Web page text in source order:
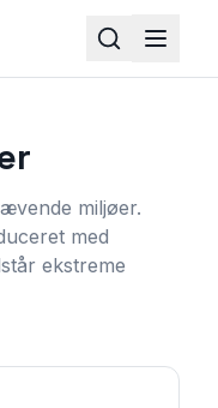
miljøer.
med
ekstreme